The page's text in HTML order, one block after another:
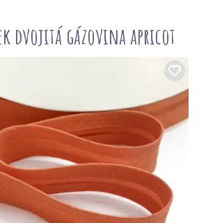
dvojitá gázovina apricot